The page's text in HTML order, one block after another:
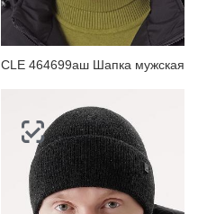
CLE 464699аш Шапка мужская